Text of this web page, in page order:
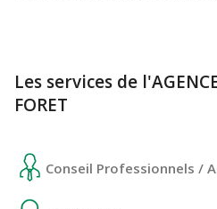
Les services de
FORET
Conseil Professionnels /